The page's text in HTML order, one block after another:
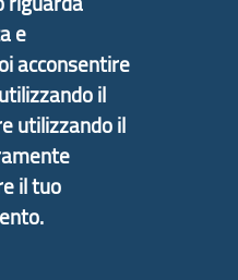
lo Sviluppo
socio-economico
fornisce
sullaStrategia
con Regione
e
acconsentire
il
utilizzando il
il tuo